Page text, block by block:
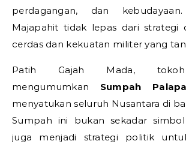
perdagangan, dan
Majapahit tidak lepas dari strategi
cerdas dan kekuatan militer yang
Patih Gajah Mada, tokoh
mengumumkan Sumpah Palapa
menyatukan seluruh Nusantara di
Sumpah ini bukan sekadar
juga menjadi strategi politik